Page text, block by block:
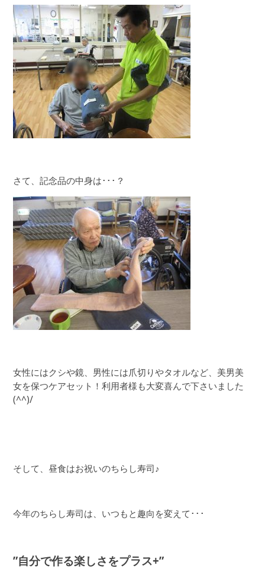
さて、記念品の中身は･･･？
女性にはクシや鏡、男性には爪切りやタオルなど、美男美
女を保つケアセット！利用者様も大変喜んで下さいました
(^^)/
そして、昼食はお祝いのちらし寿司♪
今年のちらし寿司は、いつもと趣向を変えて･･･
”自分で作る楽しさをプラス+”